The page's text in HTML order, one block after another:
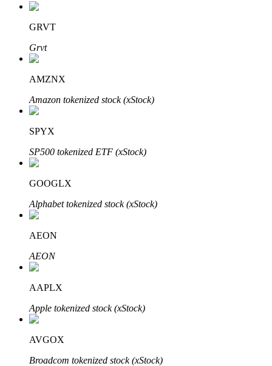
Изучите стейкинг
Узнайте о пассивном доходе
Bitrue
AI
GRVT
Grvt
AMZNX
Amazon tokenized stock (xStock)
SPYX
SP500 tokenized ETF (xStock)
GOOGLX
Alphabet tokenized stock (xStock)
AEON
AEON
AAPLX
Apple tokenized stock (xStock)
AVGOX
Broadcom tokenized stock (xStock)